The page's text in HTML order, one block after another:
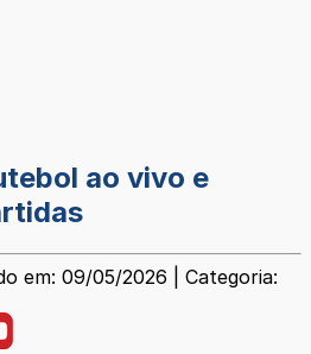
ao vivo e
em: 09/05/2026 | Categoria: